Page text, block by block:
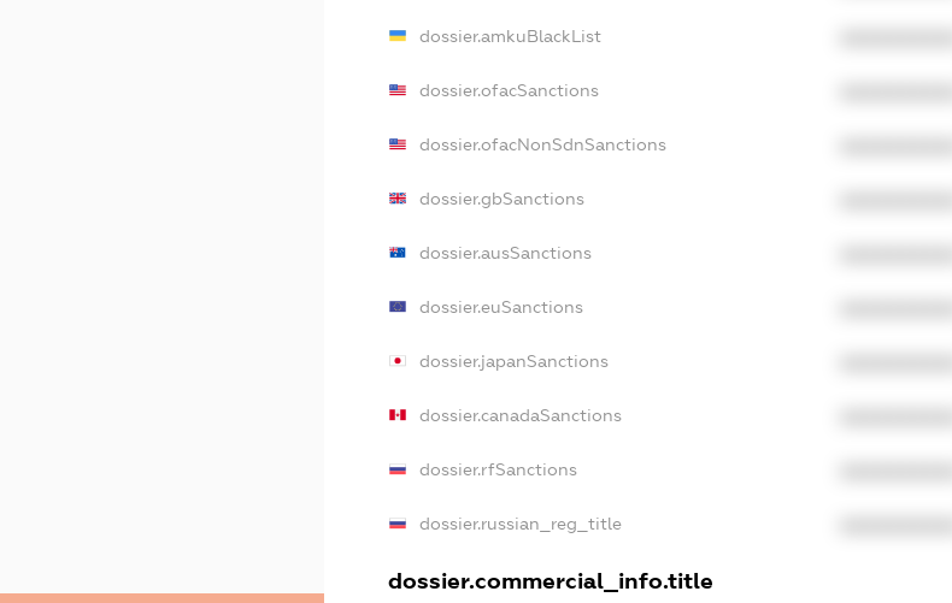
dossier.amkuBlackList
dossier.ofacSanctions
dossier.ofacNonSdnSanctions
dossier.gbSanctions
dossier.ausSanctions
dossier.euSanctions
dossier.japanSanctions
dossier.canadaSanctions
dossier.rfSanctions
dossier.russian_reg_title
dossier.commercial_info.title